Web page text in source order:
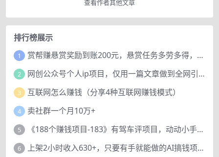
查看作者其他文章
排行榜展示
1 赏帮赚悬赏奖励到账200元，悬赏任务多劳多得，人人可做。
2 网创公众号个人ip项目，仅用一篇文章做到全网引流！
3 互联网怎么赚钱（分享4种互联网赚钱模式）
4 卖社群一个月10万+
5 《188个赚钱项目-183》有驾车评项目，动动小手，复制粘贴赚44元！
6 上架2小时收入630+，只要有手就能做的AI搞钱项目，奶奶看完都能学会!